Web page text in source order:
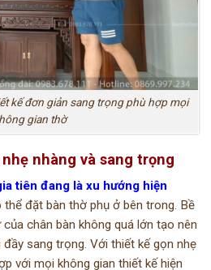
kế đơn giản sang trọng phù hợp mọi
gian thờ
nhàng và sang trọng
tiên đang là xu hướng hiện
thể đặt bàn thờ phụ ở bên trong. Bề
chân bàn không quá lớn tạo nên
sang trọng. Với thiết kế gọn nhẹ
với mọi không gian thiết kế hiện